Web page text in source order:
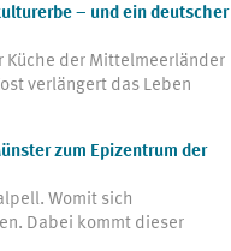
– und ein deutscher
Küche der Mittelmeerländer
verlängert das Leben
zum Epizentrum der
Womit sich
Dabei kommt dieser